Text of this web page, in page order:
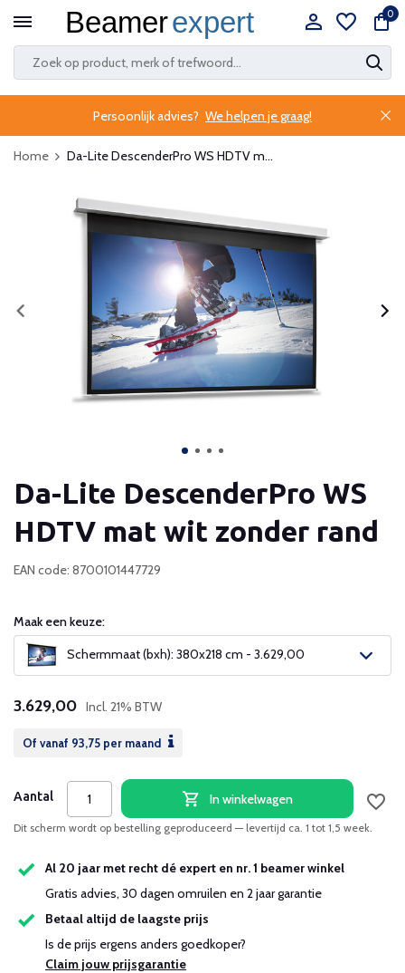
0
Persoonlijk advies? We helpen je graag!
Home Da-Lite DescenderPro WS HDTV m...
Da-Lite DescenderPro WS
HDTV mat wit zonder rand
EAN code: 8700101447729
Maak een keuze:
Schermmaat (bxh): 380x218 cm - 3.629,00
3.629,00 Incl. 21% BTW
Of vanaf 93,75 per maand
Aantal In winkelwagen
Dit scherm wordt op bestelling geproduceerd — levertijd ca. 1 tot 1,5 week.
Al 20 jaar met recht dé expert en nr. 1 beamer winkel
Gratis advies, 30 dagen omruilen en 2 jaar garantie
Betaal altijd de laagste prijs
Is de prijs ergens anders goedkoper?
Claim jouw prijsgarantie